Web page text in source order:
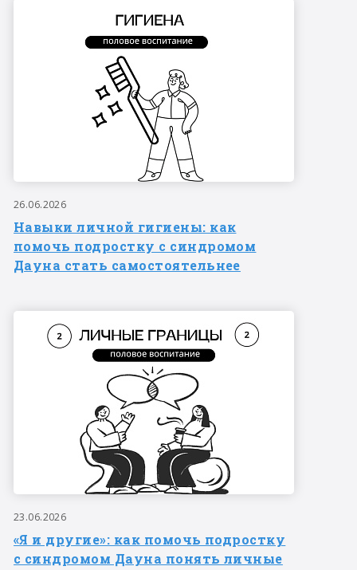
26.06.2026
Навыки личной гигиены: как
помочь подростку с синдромом
Дауна стать самостоятельнее
23.06.2026
«Я и другие»: как помочь подростку
с синдромом Дауна понять личные